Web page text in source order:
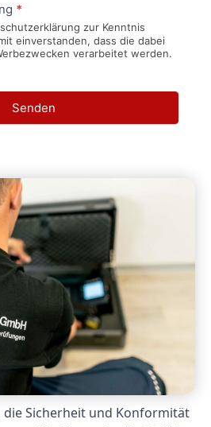
*
zur Kenntnis
einverstanden, dass die dabei
verarbeitet werden.
Senden
die Sicherheit und Konformität